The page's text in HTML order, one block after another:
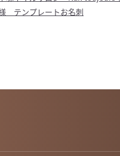
テンプレートお名刺